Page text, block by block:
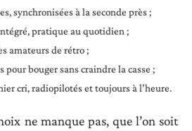
synchronisées à la seconde près ;
pratique au quotidien ;
amateurs de rétro ;
pour bouger sans craindre la casse ;
cri, radiopilotés et toujours à l’heure.
ne manque pas, que l’on soit